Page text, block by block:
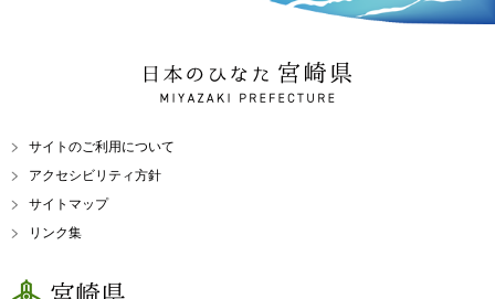
日本のひなた 宮崎県
MIYAZAKI PREFECTURE
サイトのご利用について
アクセシビリティ方針
サイトマップ
リンク集
宮崎県